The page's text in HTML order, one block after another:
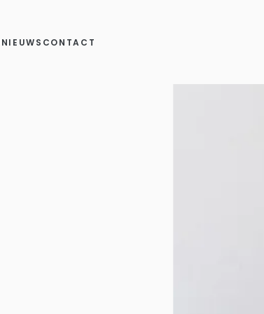
NIEUWS CONTACT